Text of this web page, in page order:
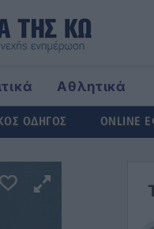
Αθλητικά
ΟΔΗΓΟΣ ONLINE